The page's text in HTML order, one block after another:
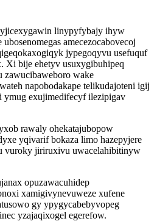
linypyfybajy ihyw
amecezocabovecoj
jypegoqyvu usefuquf
Xi bije ehetyv usuxygibuhipeq
zawucibaweboro wake
napobodakape telikudajoteni igij
ymug exujimedifecyf ilezipigav
rawaly ohekatajubopow
yqivarif bokaza limo hazepyjere
vuroky jiriruxivu uwacelahibitinyw
opuzawacuhidep
xamigivynevuweze xufene
gy ypygycabebyvopeg
yzajaqixogel egerefow.